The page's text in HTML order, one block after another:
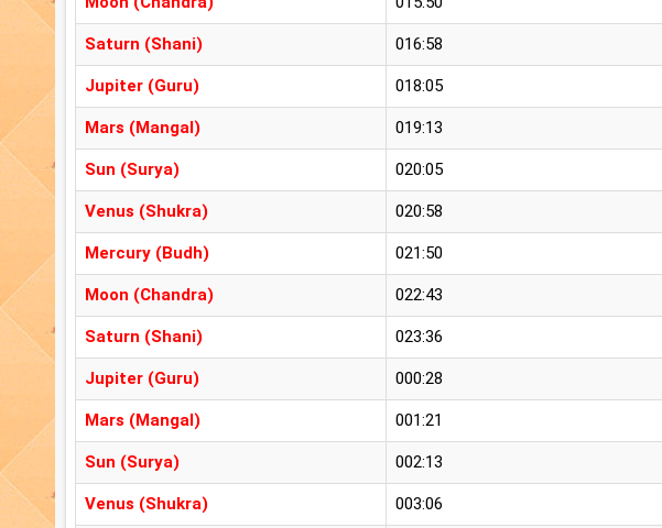
Saturn (Shani) 016:58
Jupiter (Guru) 018:05
Mars (Mangal) 019:13
Sun (Surya) 020:05
Venus (Shukra) 020:58
Mercury (Budh) 021:50
Moon (Chandra) 022:43
Saturn (Shani) 023:36
Jupiter (Guru) 000:28
Mars (Mangal) 001:21
Sun (Surya) 002:13
Venus (Shukra) 003:06